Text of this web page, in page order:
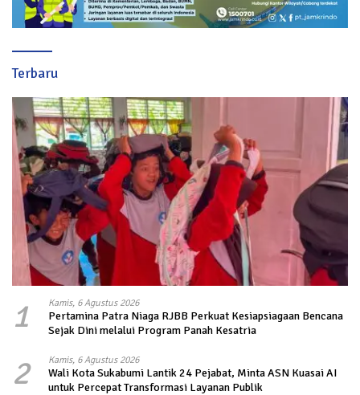
Terbaru
1 Kamis, 6 Agustus 2026
Pertamina Patra Niaga RJBB Perkuat Kesiapsiagaan Bencana
Sejak Dini melalui Program Panah Kesatria
2 Kamis, 6 Agustus 2026
Wali Kota Sukabumi Lantik 24 Pejabat, Minta ASN Kuasai AI
untuk Percepat Transformasi Layanan Publik